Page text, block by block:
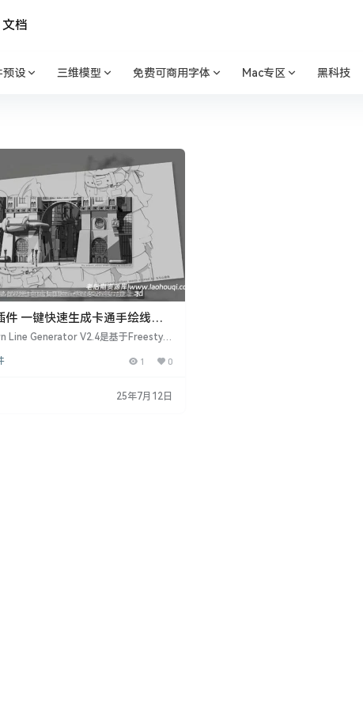
文档
预设 三维模型 免费可商用字体 Mac专区 黑科技
件 一键快速生成卡通手绘线条
Drawn Line Generator
Line Generator V2.4是基于Freestyle
复杂的数值。 Hand Drawn Line Gene
成卡通风格的手绘线条边框效果。以下
要特点和功能： 主要特点： 一键生
1 0
25年7月12日